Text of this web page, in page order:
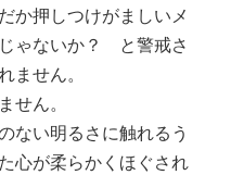
か押しつけがましいメ
ゃないか？ と警戒さ
ません。
ん。
ない明るさに触れるう
心が柔らかくほぐされ